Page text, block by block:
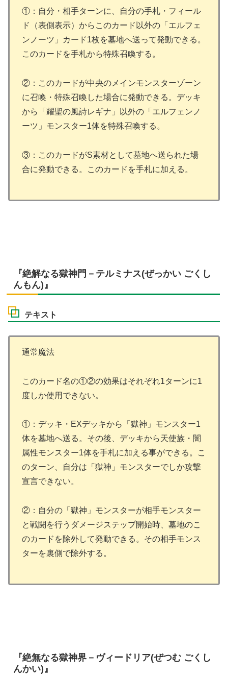
①：自分・相手ターンに、自分の手札・フィール
ド（表側表示）からこのカード以外の「エルフェ
ンノーツ」カード1枚を墓地へ送って発動できる。
このカードを手札から特殊召喚する。
②：このカードが中央のメインモンスターゾーン
に召喚・特殊召喚した場合に発動できる。デッキ
から「耀聖の風詩レギナ」以外の「エルフェンノ
ーツ」モンスター1体を特殊召喚する。
③：このカードがS素材として墓地へ送られた場
合に発動できる。このカードを手札に加える。
『絶解なる獄神門－テルミナス(ぜっかい ごくし
んもん)』
テキスト
通常魔法
このカード名の①②の効果はそれぞれ1ターンに1
度しか使用できない。
①：デッキ・EXデッキから「獄神」モンスター1
体を墓地へ送る。その後、デッキから天使族・闇
属性モンスター1体を手札に加える事ができる。こ
のターン、自分は「獄神」モンスターでしか攻撃
宣言できない。
②：自分の「獄神」モンスターが相手モンスター
と戦闘を行うダメージステップ開始時、墓地のこ
のカードを除外して発動できる。その相手モンス
ターを裏側で除外する。
『絶無なる獄神界－ヴィードリア(ぜつむ ごくし
んかい)』